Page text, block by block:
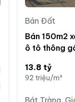
Bán Đất
Bán 150m2
ô tô thông
13.8 tỷ
92 triệu/m²
Bát Tràng,